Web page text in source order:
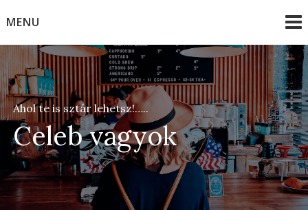
toMENU
Celeb vagyok
Ahol te is sztár lehetsz!…..